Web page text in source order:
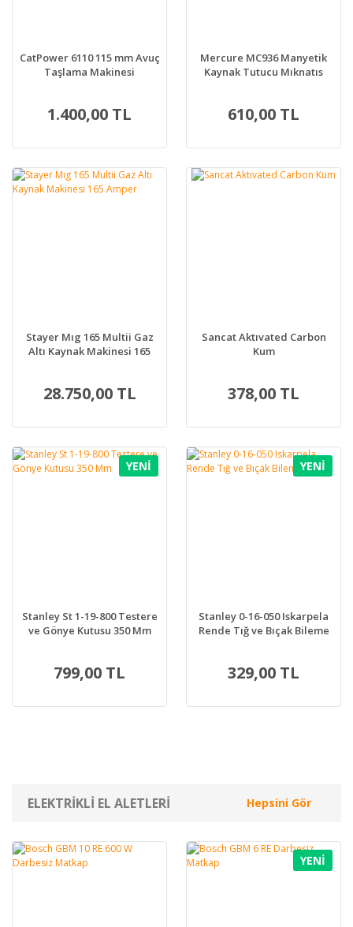
CatPower 6110 115 mm Avuç
Taşlama Makinesi
1.400,00 TL
Mercure MC936 Manyetik
Kaynak Tutucu Mıknatıs
610,00 TL
Stayer Mıg 165 Multii Gaz
Altı Kaynak Makinesi 165
28.750,00 TL
Sancat Aktıvated Carbon
Kum
378,00 TL
YENİ
Stanley St 1-19-800 Testere
ve Gönye Kutusu 350 Mm
799,00 TL
YENİ
Stanley 0-16-050 Iskarpela
Rende Tığ ve Bıçak Bileme
329,00 TL
Hepsini Gör
ELEKTRİKLİ EL ALETLERİ
YENİ